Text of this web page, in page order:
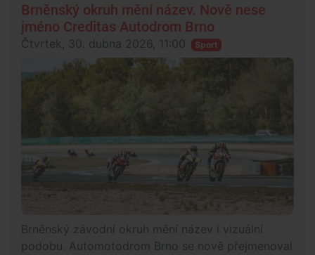
Brněnský okruh mění název. Nově nese
jméno Creditas Autodrom Brno
Čtvrtek, 30. dubna 2026, 11:00 Sport
Brněnský závodní okruh mění název i vizuální
podobu. Automotodrom Brno se nově přejmenoval